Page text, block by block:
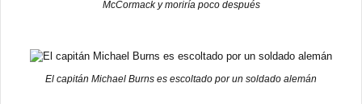
McCormack y moriría poco después
El capitán Michael Burns es escoltado por un soldado alemán